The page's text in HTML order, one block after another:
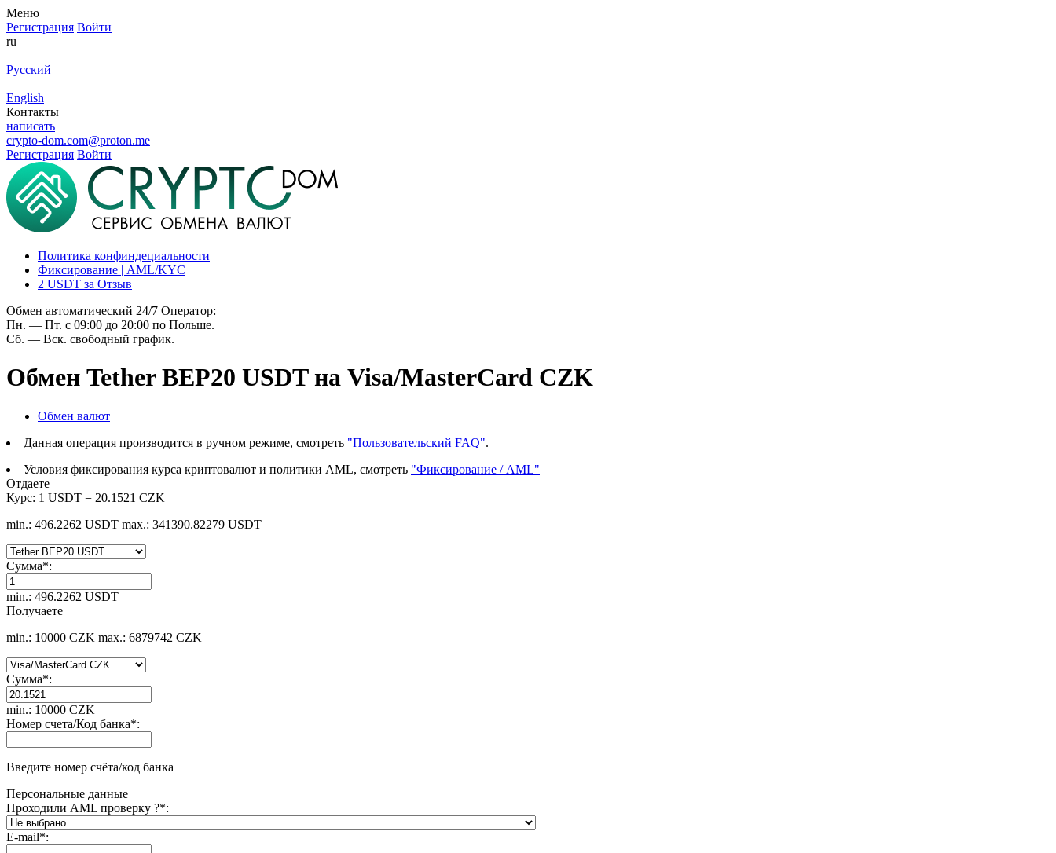
Меню
Регистрация Войти
ru
Русский
English
Контакты
написать
crypto-dom.com@proton.me
Регистрация Войти
Политика конфиндециальности
Фиксирование | AML/KYC
2 USDT за Отзыв
Обмен автоматический 24/7 Оператор:
Пн. — Пт. с 09:00 до 20:00 по Польше.
Сб. — Вск. свободный график.
Обмен Tether BEP20 USDT на Visa/MasterCard CZK
Обмен валют
Данная операция производится в ручном режиме, смотреть "Пользовательский FAQ".
Условия фиксирования курса криптовалют и политики AML, смотреть "Фиксирование / AML"
Отдаете
Курс: 1 USDT = 20.1521 CZK
min.: 496.2262 USDT max.: 341390.82279 USDT
Сумма*:
min.: 496.2262 USDT
Получаете
min.: 10000 CZK max.: 6879742 CZK
Сумма*:
min.: 10000 CZK
Номер счета/Код банка*:
Введите номер счёта/код банка
Персональные данные
Проходили AML проверку ?*:
E-mail*: